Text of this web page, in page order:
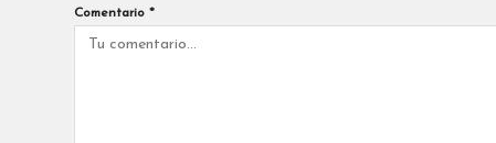
Comentario *